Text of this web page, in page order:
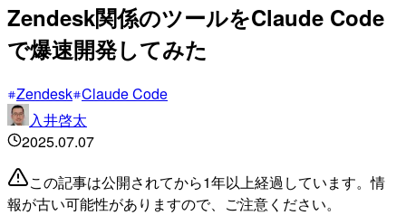
Zendesk関係のツールをClaude Code
で爆速開発してみた
Zendesk Claude Code
入井啓太
2025.07.07
この記事は公開されてから1年以上経過しています。情
報が古い可能性がありますので、ご注意ください。